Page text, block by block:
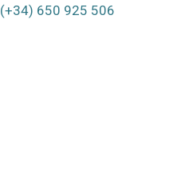
(+34) 650 925 506